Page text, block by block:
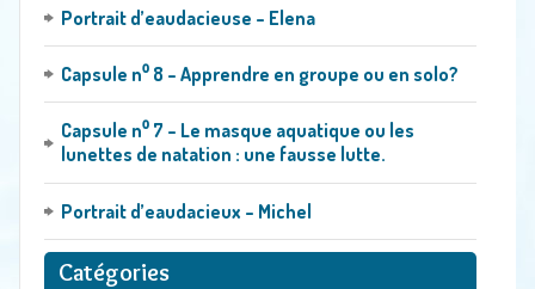
Portrait d’eaudacieuse – Elena
Capsule n⁰ 8 – Apprendre en groupe ou en solo?
Capsule n⁰ 7 – Le masque aquatique ou les
lunettes de natation : une fausse lutte.
Portrait d’eaudacieux – Michel
Catégories